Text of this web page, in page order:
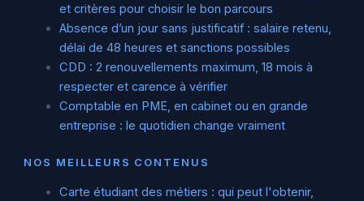
et critères pour choisir le bon parcours
Absence d’un jour sans justificatif : salaire retenu,
délai de 48 heures et sanctions possibles
CDD : 2 renouvellements maximum, 18 mois à
respecter et carence à vérifier
Comptable en PME, en cabinet ou en grande
entreprise : le quotidien change vraiment
NOS MEILLEURS CONTENUS
Carte étudiant des métiers : qui peut l'obtenir,